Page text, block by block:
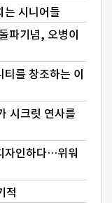
는 시니어들
파기념, 오병이
를 창조하는 이
시크릿 연사를
자인하다…위워
적